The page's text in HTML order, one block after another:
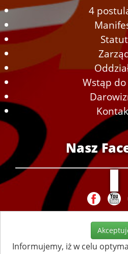
4
Statut
Wstąp do
Nasz
Informujemy, iż w celu